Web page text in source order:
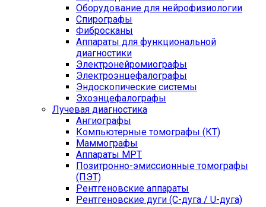
Оборудование для нейрофизиологии
Спирографы
Фибросканы
Аппараты для функциональной
диагностики
Электронейромиографы
Электроэнцефалографы
Эндоскопические системы
Эхоэнцефалографы
Лучевая диагностика
Ангиографы
Компьютерные томографы (КТ)
Маммографы
Аппараты МРТ
Позитронно-эмиссионные томографы
(ПЭТ)
Рентгеновские аппараты
Рентгеновские дуги (С-дуга / U-дуга)